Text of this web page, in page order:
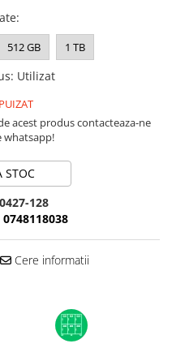
:
512 GB 1 TB
: Utilizat
acest produs contacteaza-ne
whatsapp!
STOC
128
0748118038
Cere informatii